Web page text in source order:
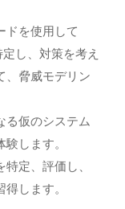
ドを使用して
し、対策を考え
、脅威モデリン
る仮のシステム
します。
定、評価し、
します。